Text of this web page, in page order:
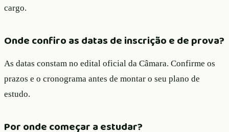
cargo.
Onde confiro as datas de inscrição e de prova?
As datas constam no edital oficial da Câmara. Confirme os
prazos e o cronograma antes de montar o seu plano de
estudo.
Por onde começar a estudar?